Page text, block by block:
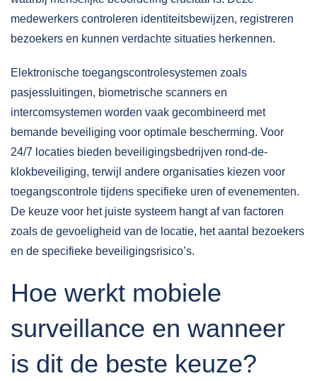
medewerkers controleren identiteitsbewijzen, registreren
bezoekers en kunnen verdachte situaties herkennen.
Elektronische toegangscontrolesystemen zoals
pasjessluitingen, biometrische scanners en
intercomsystemen worden vaak gecombineerd met
bemande beveiliging voor optimale bescherming. Voor
24/7 locaties bieden beveiligingsbedrijven rond-de-
klokbeveiliging, terwijl andere organisaties kiezen voor
toegangscontrole tijdens specifieke uren of evenementen.
De keuze voor het juiste systeem hangt af van factoren
zoals de gevoeligheid van de locatie, het aantal bezoekers
en de specifieke beveiligingsrisico’s.
Hoe werkt mobiele
surveillance en wanneer
is dit de beste keuze?